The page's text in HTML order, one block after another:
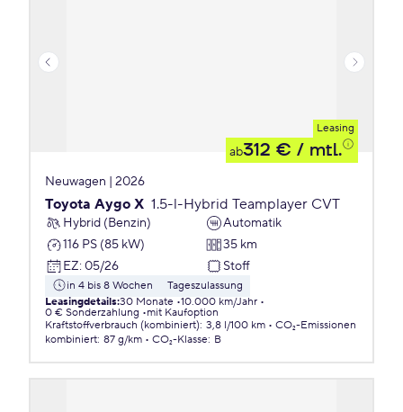
Leasing
ab312 € / mtl.
Neuwagen | 2026
Toyota Aygo X 1.5-l-Hybrid Teamplayer CVT
Hybrid (Benzin)
Automatik
116 PS (85 kW)
35 km
EZ: 05/26 Stoff
in 4 bis 8 Wochen
Tageszulassung
Leasingdetails:30 Monate 10.000 km/Jahr
0 € Sonderzahlung
mit Kaufoption
Kraftstoffverbrauch (kombiniert): 3,8 l/100 km
CO₂-Emissionen
kombiniert: 87 g/km CO₂-Klasse: B